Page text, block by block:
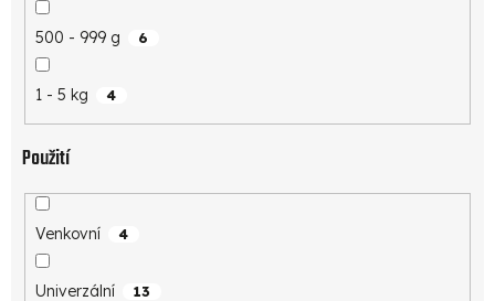
500 - 999 g 6
1 - 5 kg 4
Použití
Venkovní 4
Univerzální 13